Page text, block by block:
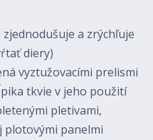
a zrýchľuje
diery)
vyztužovacími prelismi
tkvie v jeho použití
pletivami,
plotovými panelmi